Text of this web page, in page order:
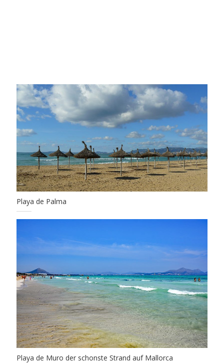
Playa de Palma
Playa de Muro der schonste Strand auf Mallorca